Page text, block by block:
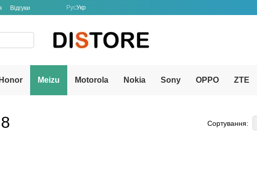
Відгуки РусУкр
Honor Meizu Motorola Nokia Sony OPPO ZTE
Сортування: